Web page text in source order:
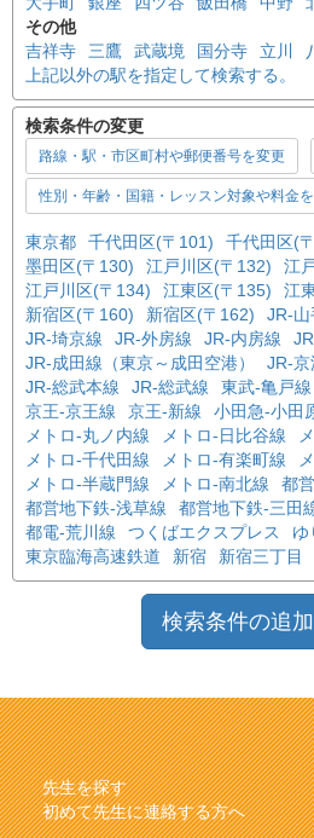
その他
吉祥寺
三鷹 武蔵境 国分寺 立川
上記以外の駅を指定して検索する。
検索条件の変更
路線・駅・市区町村や郵便番号を変更
性別・年齢・国籍・レッスン対象や料金
東京都 千代田区(〒101) 千代田区(
墨田区(〒130)
江戸川区(〒132)
江
江戸川区(〒134)
江東区(〒135)
江
新宿区(〒160)
新宿区(〒162) JR-山
JR-埼京線
JR-外房線 JR-内房線
JR-成田線（東京～成田空港）
JR-京
JR-総武本線
JR-総武線 東武-亀戸線
京王-京王線
京王-新線 小田急-小田
メトロ-丸ノ内線
メトロ-日比谷線
メトロ-千代田線
メトロ-有楽町線
メトロ-半蔵門線
メトロ-南北線
都
都営地下鉄-浅草線
都営地下鉄-三田
都電-荒川線
つくばエクスプレス
ゆ
東京臨海高速鉄道
新宿 新宿三丁目
検索条件の追
先生を探す
初めて先生に連絡する方へ